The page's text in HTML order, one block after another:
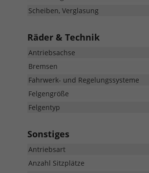
Scheiben, Verglasung
Räder & Technik
Antriebsachse
Bremsen
Fahrwerk- und Regelungssysteme
Felgengröße
Felgentyp
Sonstiges
Antriebsart
Anzahl Sitzplätze